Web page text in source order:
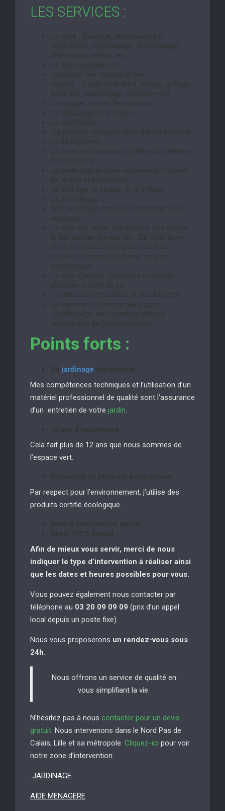
LES SERVICES :
Points forts :
jardinage
Mes compétences techniques et l’utilisation d’un
matériel professionnel de qualité sont l’assurance
d’un entretien de votre jardin.
Cela fait plus de 12 ans que nous sommes de
l’espace vert.
Par respect pour l’environnement, j’utilise des
produits certifié écologique.
Afin de mieux vous servir, merci de nous
indiquer le type d’intervention à réaliser ainsi
que les dates et heures possibles pour vous.
Vous pouvez également nous contacter par
téléphone au 03 20 09 09 09 (prix d’un appel
local depuis un poste fixe).
Nous vous proposerons un rendez-vous sous
24h.
Nous offrons un service de qualité en
vous simplifiant la vie.
N’hésitez pas à nous contacter pour un devis
gratuit. Nous intervenons dans le Nord Pas de
Calais, Lille et sa métropole. Cliquez-ici pour voir
notre zone d’intervention.
JARDINAGE
AIDE MENAGERE